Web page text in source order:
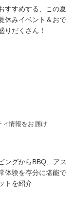
すすめする、この夏
休みイベント＆おで
りだくさん！
情報をお届け
ングからBBQ、アス
体験を存分に堪能で
トを紹介